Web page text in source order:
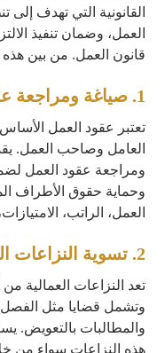
القانونية التي تهدف
العمل، وضمان تنفيذ
قانون العمل. من بين
1. صياغة ومراجعة
تعتبر عقود العمل الأساس
العامل وصاحب العمل.
ومراجعة عقود العمل
وحماية حقوق الأطراف
العمل، الراتب،
2. تسوية النزاعات
تعد النزاعات العمالية
وتشمل قضايا مثل الفصل
والمطالبات بالتعويض.
هذه النزاعات سواء من